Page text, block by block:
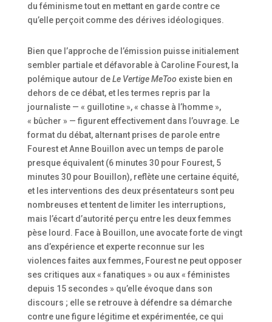
du féminisme tout en mettant en garde contre ce
qu’elle perçoit comme des dérives idéologiques.
Bien que l’approche de l’émission puisse initialement
sembler partiale et défavorable à Caroline Fourest, la
polémique autour deLe Vertige MeToo existe bien en
dehors de ce débat, et les termes repris par la
journaliste — « guillotine », « chasse à l’homme »,
« bûcher » — figurent effectivement dans l’ouvrage. Le
format du débat, alternant prises de parole entre
Fourest et Anne Bouillon avec un temps de parole
presque équivalent (6 minutes 30 pour Fourest, 5
minutes 30 pour Bouillon), reflète une certaine équité,
et les interventions des deux présentateurs sont peu
nombreuses et tentent de limiter les interruptions,
mais l’écart d’autorité perçu entre les deux femmes
pèse lourd. Face à Bouillon, une avocate forte de vingt
ans d’expérience et experte reconnue sur les
violences faites aux femmes, Fourest ne peut opposer
ses critiques aux « fanatiques » ou aux « féministes
depuis 15 secondes » qu’elle évoque dans son
discours ; elle se retrouve à défendre sa démarche
contre une figure légitime et expérimentée, ce qui